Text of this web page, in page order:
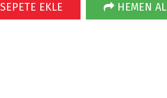
EKLE HEMEN AL